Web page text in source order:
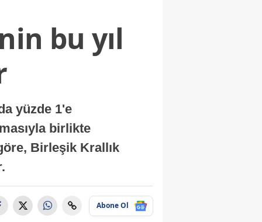
bu yıl
yüzde 1'e
birlikte
Birleşik Krallık
Abone Ol